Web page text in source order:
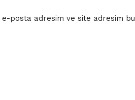
posta adresim ve site adresim